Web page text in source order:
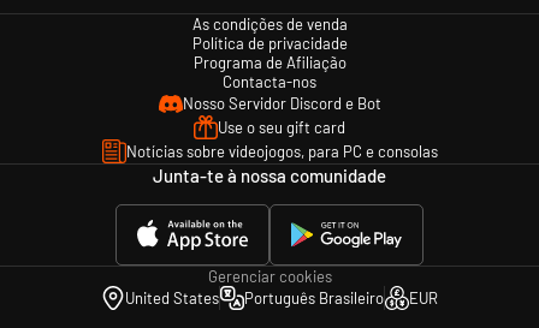
As condições de venda
Política de privacidade
Programa de Afiliação
Contacta-nos
Nosso Servidor Discord e Bot
Use o seu gift card
Notícias sobre videojogos, para PC e consolas
Junta-te à nossa comunidade
Gerenciar cookies
United States
Português Brasileiro EUR